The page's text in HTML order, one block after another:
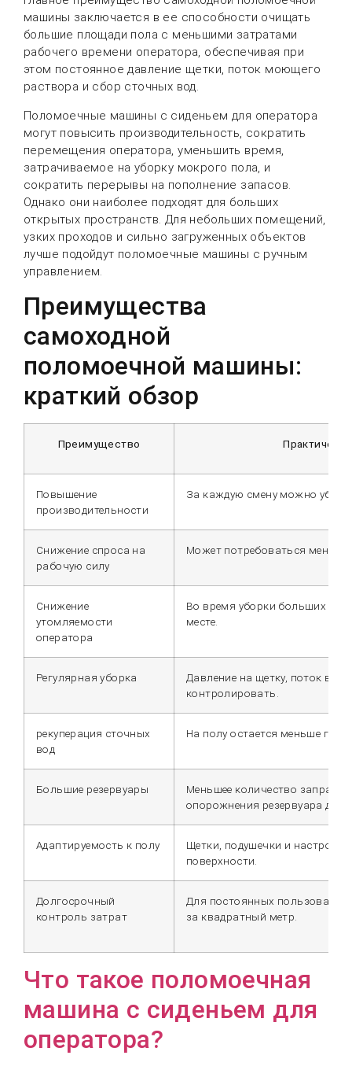
машины заключается в ее способности очищать
большие площади пола с меньшими затратами
рабочего времени оператора, обеспечивая при
этом постоянное давление щетки, поток моющего
раствора и сбор сточных вод.
Поломоечные машины с сиденьем для оператора
могут повысить производительность, сократить
перемещения оператора, уменьшить время,
затрачиваемое на уборку мокрого пола, и
сократить перерывы на пополнение запасов.
Однако они наиболее подходят для больших
открытых пространств. Для небольших помещений,
узких проходов и сильно загруженных объектов
лучше подойдут поломоечные машины с ручным
управлением.
Преимущества
самоходной
поломоечной машины:
краткий обзор
Преимущество
Повышение
производительности
За каждую смену можно
Снижение спроса на
рабочую силу
Может потребоваться
Снижение
утомляемости
оператора
Во время уборки больших
месте.
Регулярная уборка
Давление на щетку, поток
контролировать.
рекуперация сточных
вод
На полу остается меньше
Большие резервуары
Меньшее количество
опорожнения резервуара для
Адаптируемость к полу
Щетки, подушечки и
поверхности.
Долгосрочный
контроль затрат
Для постоянных
за квадратный метр.
Что такое поломоечная
машина с сиденьем для
оператора?